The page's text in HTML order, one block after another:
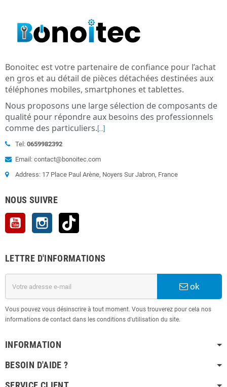
Bonoitec est votre partenaire de confiance pour l’achat
en gros et au détail de pièces détachées destinées aux
téléphones mobiles, smartphones et tablettes.
Nous proposons une large sélection de composants de
qualité pour répondre aux besoins des professionnels
comme des particuliers. [...]
Tel: 0659982392
Email: contact@bonoitec.com
Address: 17 Place Paul Arène, Noyers Sur Jabron, France
NOUS SUIVRE
YouTube Instagram
LETTRE D'INFORMATIONS
ok
Vous pouvez vous désinscrire à tout moment. Vous trouverez pour cela nos
informations de contact dans les conditions d'utilisation du site.
INFORMATION
BESOIN D'AIDE ?